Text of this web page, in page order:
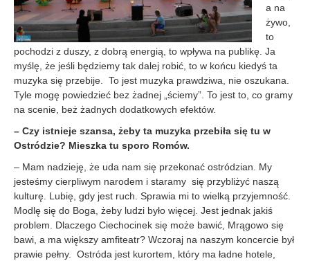
a na
żywo,
to
pochodzi z duszy, z dobrą energią, to wpływa na publikę. Ja
myślę, że jeśli będziemy tak dalej robić, to w końcu kiedyś ta
muzyka się przebije. To jest muzyka prawdziwa, nie oszukana.
Tyle mogę powiedzieć bez żadnej „ściemy”. To jest to, co gramy
na scenie, beż żadnych dodatkowych efektów.
– Czy istnieje szansa, żeby ta muzyka przebiła się tu w
Ostródzie? Mieszka tu sporo Romów.
– Mam nadzieję, że uda nam się przekonać ostródzian. My
jesteśmy cierpliwym narodem i staramy się przybliżyć naszą
kulturę. Lubię, gdy jest ruch. Sprawia mi to wielką przyjemność.
Modlę się do Boga, żeby ludzi było więcej. Jest jednak jakiś
problem. Dlaczego Ciechocinek się może bawić, Mrągowo się
bawi, a ma większy amfiteatr? Wczoraj na naszym koncercie był
prawie pełny. Ostróda jest kurortem, który ma ładne hotele,